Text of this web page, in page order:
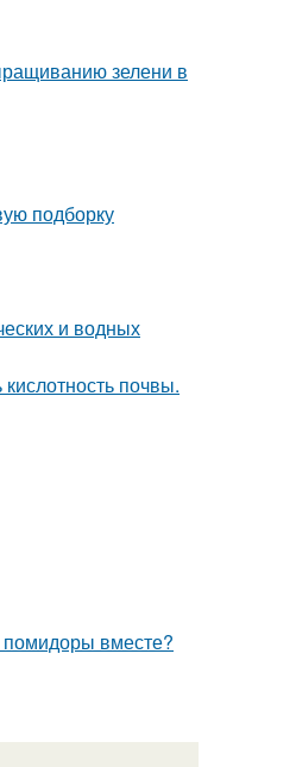
зелени в
подборку
и водных
почвы.
помидоры вместе?